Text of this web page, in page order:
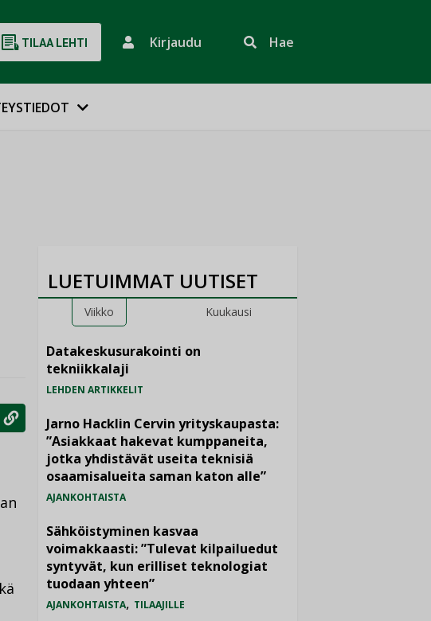
TILAA LEHTI Kirjaudu Hae
KOPIOI
LINKKI
LUETUIMMAT UUTISET
Viikko Kuukausi
Datakeskusurakointi on
tekniikkalaji
LEHDEN ARTIKKELIT
Jarno Hacklin Cervin yrityskaupasta:
”Asiakkaat hakevat kumppaneita,
jotka yhdistävät useita teknisiä
osaamisalueita saman katon alle”
AJANKOHTAISTA
Sähköistyminen kasvaa
voimakkaasti: ”Tulevat kilpailuedut
syntyvät, kun erilliset teknologiat
tuodaan yhteen”
AJANKOHTAISTA, TILAAJILLE